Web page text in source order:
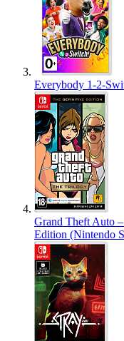
Everybody 1-2-
Grand Theft Auto
Edition (Nintendo